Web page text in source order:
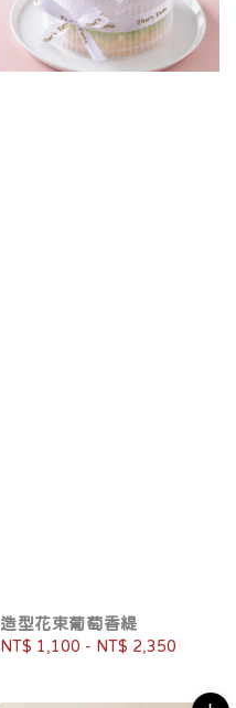
造型花束葡萄香緹
Regular
NT$ 1,100 - NT$ 2,350